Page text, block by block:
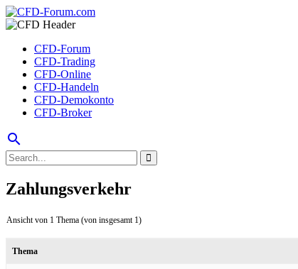
CFD-Forum
CFD-Trading
CFD-Online
CFD-Handeln
CFD-Demokonto
CFD-Broker
search
Zahlungsverkehr
Ansicht von 1 Thema (von insgesamt 1)
Thema